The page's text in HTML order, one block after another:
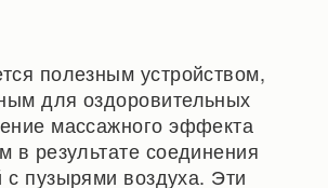
полезным устройством,
для оздоровительных
массажного эффекта
в результате соединения
с пузырями воздуха. Эти